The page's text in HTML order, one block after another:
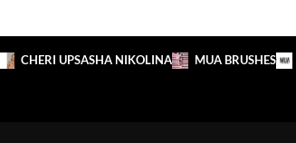
CHERI UPSASHA NIKOLINA MUA BRUSHES